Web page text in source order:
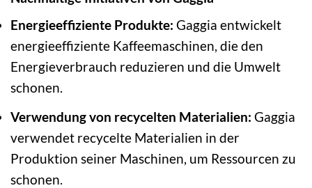
Energieeffiziente Produkte: Gaggia entwickelt
energieeffiziente Kaffeemaschinen, die den
Energieverbrauch reduzieren und die Umwelt
schonen.
Verwendung von recycelten Materialien: Gaggia
verwendet recycelte Materialien in der
Produktion seiner Maschinen, um Ressourcen zu
schonen.